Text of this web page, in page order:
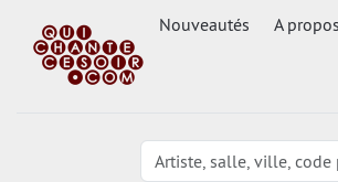
Nouveautés A propos